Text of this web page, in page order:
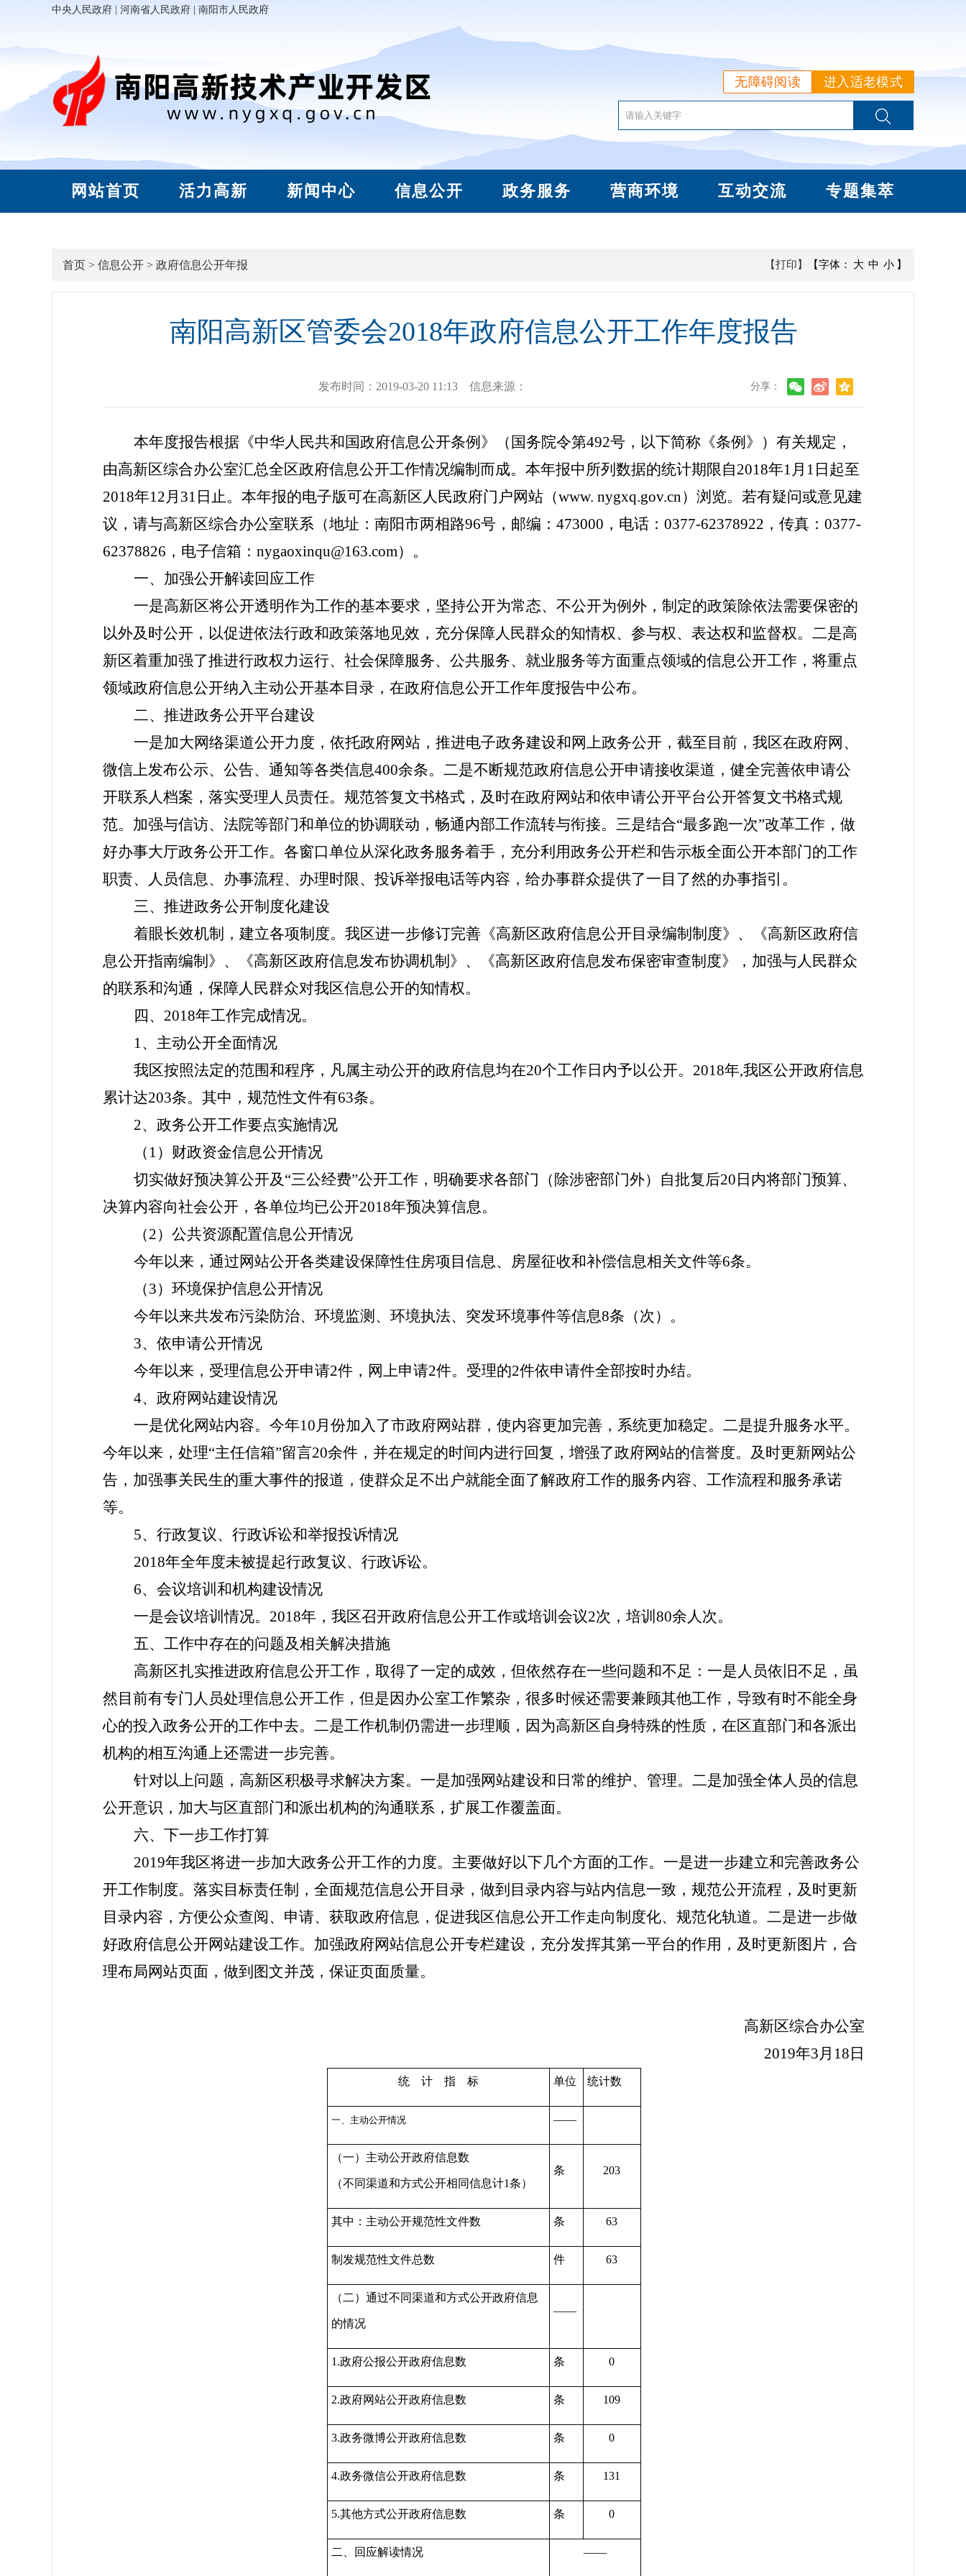
中央人民政府 河南省人民政府 南阳市人民政府
进入适老模式
无障碍阅读
网站首页 活力高新 新闻中心 信息公开 政务服务 营商环境 互动交流 专题集萃
首页 > 信息公开 > 政府信息公开年报 【打印】 【字体： 大 中 小 】
南阳高新区管委会2018年政府信息公开工作年度报告
发布时间： 2019-03-20 11:13 信息来源： 分享：
本年度报告根据《中华人民共和国政府信息公开条例》（国务院令第492号，以下简称《条例》）有关规定，
由高新区综合办公室汇总全区政府信息公开工作情况编制而成。本年报中所列数据的统计期限自2018年1月1日起至
2018年12月31日止。本年报的电子版可在高新区人民政府门户网站（www. nygxq.gov.cn）浏览。若有疑问或意见建
议，请与高新区综合办公室联系（地址：南阳市两相路96号，邮编：473000，电话：0377-62378922，传真：0377-
62378826，电子信箱：nygaoxinqu@163.com）。
一、加强公开解读回应工作
一是高新区将公开透明作为工作的基本要求，坚持公开为常态、不公开为例外，制定的政策除依法需要保密的
以外及时公开，以促进依法行政和政策落地见效，充分保障人民群众的知情权、参与权、表达权和监督权。二是高
新区着重加强了推进行政权力运行、社会保障服务、公共服务、就业服务等方面重点领域的信息公开工作，将重点
领域政府信息公开纳入主动公开基本目录，在政府信息公开工作年度报告中公布。
二、推进政务公开平台建设
一是加大网络渠道公开力度，依托政府网站，推进电子政务建设和网上政务公开，截至目前，我区在政府网、
微信上发布公示、公告、通知等各类信息400余条。二是不断规范政府信息公开申请接收渠道，健全完善依申请公
开联系人档案，落实受理人员责任。规范答复文书格式，及时在政府网站和依申请公开平台公开答复文书格式规
范。加强与信访、法院等部门和单位的协调联动，畅通内部工作流转与衔接。三是结合“最多跑一次”改革工作，做
好办事大厅政务公开工作。各窗口单位从深化政务服务着手，充分利用政务公开栏和告示板全面公开本部门的工作
职责、人员信息、办事流程、办理时限、投诉举报电话等内容，给办事群众提供了一目了然的办事指引。
三、推进政务公开制度化建设
着眼长效机制，建立各项制度。我区进一步修订完善《高新区政府信息公开目录编制制度》、《高新区政府信
息公开指南编制》、《高新区政府信息发布协调机制》、《高新区政府信息发布保密审查制度》，加强与人民群众
的联系和沟通，保障人民群众对我区信息公开的知情权。
四、2018年工作完成情况。
1、主动公开全面情况
我区按照法定的范围和程序，凡属主动公开的政府信息均在20个工作日内予以公开。2018年,我区公开政府信息
累计达203条。其中，规范性文件有63条。
2、政务公开工作要点实施情况
（1）财政资金信息公开情况
切实做好预决算公开及“三公经费”公开工作，明确要求各部门（除涉密部门外）自批复后20日内将部门预算、
决算内容向社会公开，各单位均已公开2018年预决算信息。
（2）公共资源配置信息公开情况
今年以来，通过网站公开各类建设保障性住房项目信息、房屋征收和补偿信息相关文件等6条。
（3）环境保护信息公开情况
今年以来共发布污染防治、环境监测、环境执法、突发环境事件等信息8条（次）。
3、依申请公开情况
今年以来，受理信息公开申请2件，网上申请2件。受理的2件依申请件全部按时办结。
4、政府网站建设情况
一是优化网站内容。今年10月份加入了市政府网站群，使内容更加完善，系统更加稳定。二是提升服务水平。
今年以来，处理“主任信箱”留言20余件，并在规定的时间内进行回复，增强了政府网站的信誉度。及时更新网站公
告，加强事关民生的重大事件的报道，使群众足不出户就能全面了解政府工作的服务内容、工作流程和服务承诺
等。
5、行政复议、行政诉讼和举报投诉情况
2018年全年度未被提起行政复议、行政诉讼。
6、会议培训和机构建设情况
一是会议培训情况。2018年，我区召开政府信息公开工作或培训会议2次，培训80余人次。
五、工作中存在的问题及相关解决措施
高新区扎实推进政府信息公开工作，取得了一定的成效，但依然存在一些问题和不足：一是人员依旧不足，虽
然目前有专门人员处理信息公开工作，但是因办公室工作繁杂，很多时候还需要兼顾其他工作，导致有时不能全身
心的投入政务公开的工作中去。二是工作机制仍需进一步理顺，因为高新区自身特殊的性质，在区直部门和各派出
机构的相互沟通上还需进一步完善。
针对以上问题，高新区积极寻求解决方案。一是加强网站建设和日常的维护、管理。二是加强全体人员的信息
公开意识，加大与区直部门和派出机构的沟通联系，扩展工作覆盖面。
六、下一步工作打算
2019年我区将进一步加大政务公开工作的力度。主要做好以下几个方面的工作。一是进一步建立和完善政务公
开工作制度。落实目标责任制，全面规范信息公开目录，做到目录内容与站内信息一致，规范公开流程，及时更新
目录内容，方便公众查阅、申请、获取政府信息，促进我区信息公开工作走向制度化、规范化轨道。二是进一步做
好政府信息公开网站建设工作。加强政府网站信息公开专栏建设，充分发挥其第一平台的作用，及时更新图片，合
理布局网站页面，做到图文并茂，保证页面质量。
高新区综合办公室
2019年3月18日
统 计 指 标 单位 统计数
一、主动公开情况 ——
（一）主动公开政府信息数
（不同渠道和方式公开相同信息计1条）
条 203
其中：主动公开规范性文件数 条 63
制发规范性文件总数 件 63
（二）通过不同渠道和方式公开政府信息
的情况
——
1.政府公报公开政府信息数 条 0
2.政府网站公开政府信息数 条 109
3.政务微博公开政府信息数 条 0
4.政务微信公开政府信息数 条 131
5.其他方式公开政府信息数 条 0
二、回应解读情况 ——